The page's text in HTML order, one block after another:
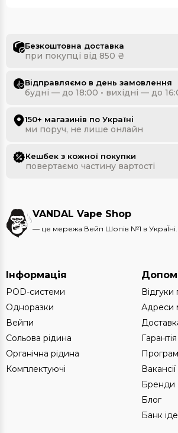
Безкоштовна доставка
при покупці від 850 ₴
Відправляємо в день замовлення
будні — до 18:00 • вихідні — до
150+ магазинів по Україні
ми поруч, не лише онлайн
Кешбек з кожної покупки
повертаємо частину вартості
VANDAL Vape Shop
— це мережа Вейп Шопів №1 в УкраЇні.
Інформація
POD-системи
Одноразки
Вейпи
Сольова рідина
Органічна рідина
Комплектуючі
Адреси
Вакансії
Бренди
Блог
Банк